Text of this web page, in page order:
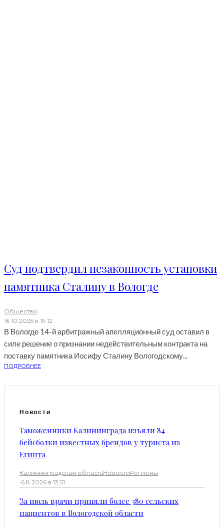
Суд подтвердил незаконность установки
памятника Сталину в Вологде
Общество
·8.10.2025 в 19:12
В Вологде 14-й арбитражный апелляционный суд оставил в
силе решение о признании недействительным контракта на
поставку памятника Иосифу Сталину Вологодскому...
ПОДРОБНЕЕ
Новости
Таможенники Калининграда изъяли 84
бейсболки известных брендов у туриста из
Египта
Калининградская областьНовостиРегионы
·6.8.2026 в 13:51
За июль врачи приняли более 380 сельских
пациентов в Вологодской области